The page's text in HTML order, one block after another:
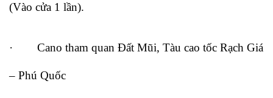
(Vào cửa 1 lần).
· Cano tham quan Đất Mũi, Tàu cao tốc Rạch Giá
– Phú Quốc